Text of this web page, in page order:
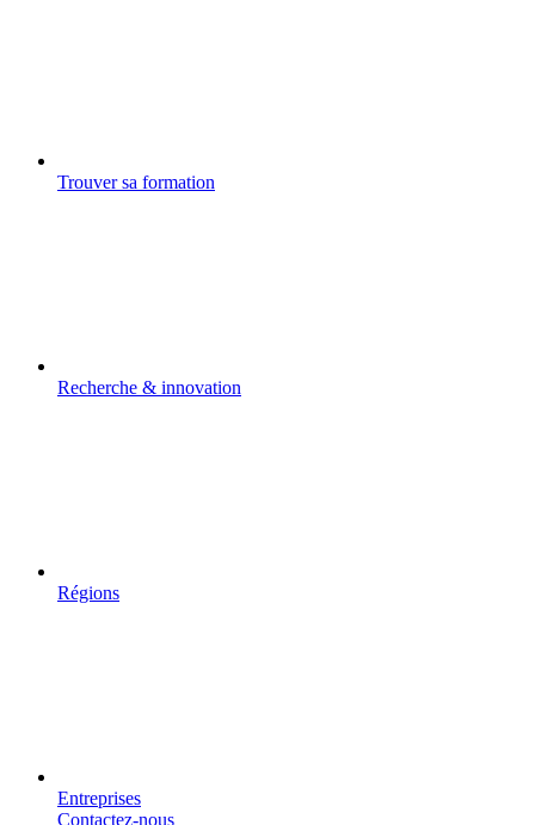
Trouver sa formation
Recherche & innovation
Régions
Entreprises
Contactez-nous